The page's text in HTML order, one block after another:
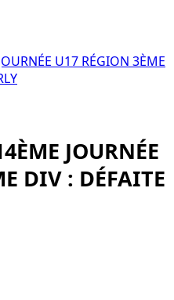
U17 RÉGION 3ÈME
JOURNÉE
DIV : DÉFAITE